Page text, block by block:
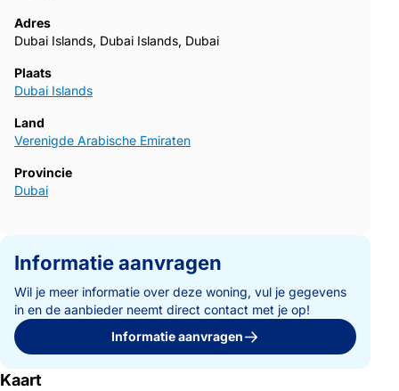
Adres
Dubai Islands, Dubai Islands, Dubai
Plaats
Dubai Islands
Land
Verenigde Arabische Emiraten
Provincie
Dubai
Informatie aanvragen
Wil je meer informatie over deze woning, vul je gegevens
in en de aanbieder neemt direct contact met je op!
Informatie aanvragen
Kaart